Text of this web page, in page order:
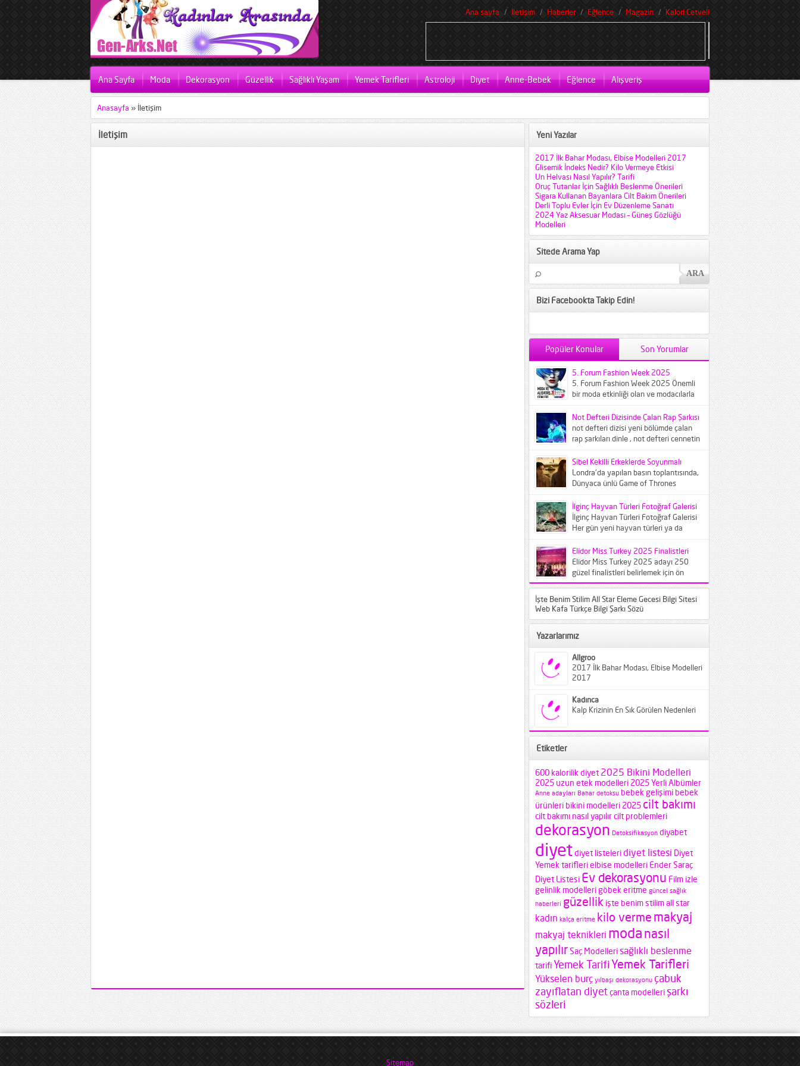
Ana sayfa İletişim Haberler Eğlence Magazin Kalori Cetveli
Ana Sayfa Moda Dekorasyon Güzellik Sağlıklı Yaşam Yemek Tarifleri Astroloji Diyet Anne-Bebek Eğlence Alışveriş
Anasayfa » İletişim
İletişim Yeni Yazılar
2017 İlk Bahar Modası, Elbise Modelleri 2017
Glisemik İndeks Nedir? Kilo Vermeye Etkisi
Un Helvası Nasıl Yapılır? Tarifi
Oruç Tutanlar İçin Sağlıklı Beslenme Önerileri
Sigara Kullanan Bayanlara Cilt Bakım Önerileri
Derli Toplu Evler İçin Ev Düzenleme Sanatı
2024 Yaz Aksesuar Modası – Güneş Gözlüğü
Modelleri
Sitede Arama Yap
Bizi Facebookta Takip Edin!
Popüler Konular Son Yorumlar
5. Forum Fashion Week 2025
5. Forum Fashion Week 2025 Önemli
bir moda etkinliği olan ve modacılarla
modaseverleri buluşturan Forum
Fashion...
Not Defteri Dizisinde Çalan Rap Şarkısı
not defteri dizisi yeni bölümde çalan
rap şarkıları dinle , not defteri cennetin
çocukları şarkısı...
Sibel Kekilli Erkeklerde Soyunmalı
Londra'da yapılan basın toplantısında,
Dünyaca ünlü Game of Thrones
dizisinin ünlü oyuncusu Sibel Kekilliye
gazeteciler...
İlginç Hayvan Türleri Fotoğraf Galerisi
İlginç Hayvan Türleri Fotoğraf Galerisi
Her gün yeni hayvan türleri ya da
bilinen türlerin farklı varyantları
karşımıza...
Elidor Miss Turkey 2025 Finalistleri
Elidor Miss Turkey 2025 adayı 250
güzel finalistleri belirlemek için ön
elemeye çağırıldı. Crowne Plaza
İşte Benim Stilim All Star Eleme Gecesi Bilgi Sitesi
Web Kafa Türkçe Bilgi Şarkı Sözü
Yazarlarımız
Allgroo
2017 İlk Bahar Modası, Elbise Modelleri
2017
Kadınca
Kalp Krizinin En Sık Görülen Nedenleri
Etiketler
600 kalorilik diyet 2025 Bikini Modelleri
2025 uzun etek modelleri 2025 Yerli Albümler
Anne adayları Bahar detoksu bebek gelişimi bebek
ürünleri bikini modelleri 2025 cilt bakımı
cilt bakımı nasıl yapılırcilt problemleri
dekorasyon Detoksifikasyon diyabet
diyetdiyet listeleridiyet listesi Diyet
Yemek tariflerielbise modelleri Ender Saraç
Diyet Listesi Ev dekorasyonu Film izle
gelinlik modellerigöbek eritme güncel sağlık
haberleri güzellik işte benim stilim all star
kadın kalça eritme kilo verme makyaj
makyaj teknikleri modanasıl
yapılırSaç Modellerisağlıklı beslenme
tarifiYemek TarifiYemek Tarifleri
Yükselen burç yılbaşı dekorasyonu çabuk
zayıflatan diyetçanta modelleri şarkı
sözleri
Sitemap